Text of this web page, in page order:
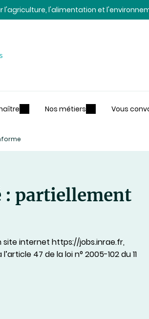
l'agriculture, l'alimentation et
Nos métiers Vous
: partiellement
site internet https://jobs.inrae.fr,
47 de la loi n° 2005-102 du 11